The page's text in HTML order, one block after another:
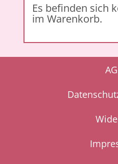
Es befinden sich
im Warenkorb.